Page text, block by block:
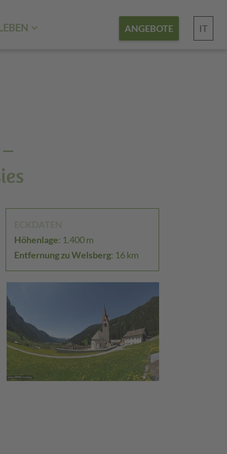
IT
ANGEBOTE
Höhenlage: 1.400 m
Entfernung zu Welsberg: 16 km